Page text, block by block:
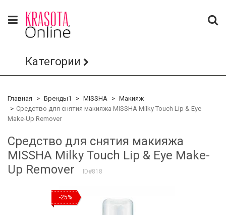
Категории
Главная Бренды1 MISSHA
Макияж
Средство для снятия макияжа MISSHA Milky Touch Lip & Eye
Make-Up Remover
Средство для снятия макияжа
MISSHA Milky Touch Lip & Eye Make-
Up Remover
ID#818
-25%